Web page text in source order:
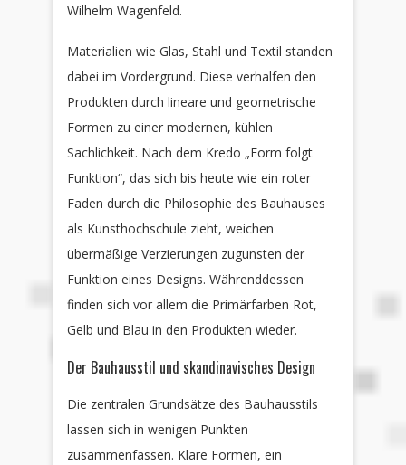
Wilhelm Wagenfeld.
Materialien wie Glas, Stahl und Textil standen
dabei im Vordergrund. Diese verhalfen den
Produkten durch lineare und geometrische
Formen zu einer modernen, kühlen
Sachlichkeit. Nach dem Kredo „Form folgt
Funktion“, das sich bis heute wie ein roter
Faden durch die Philosophie des Bauhauses
als Kunsthochschule zieht, weichen
übermäßige Verzierungen zugunsten der
Funktion eines Designs. Währenddessen
finden sich vor allem die Primärfarben Rot,
Gelb und Blau in den Produkten wieder.
Der Bauhausstil und skandinavisches Design
Die zentralen Grundsätze des Bauhausstils
lassen sich in wenigen Punkten
zusammenfassen. Klare Formen, ein